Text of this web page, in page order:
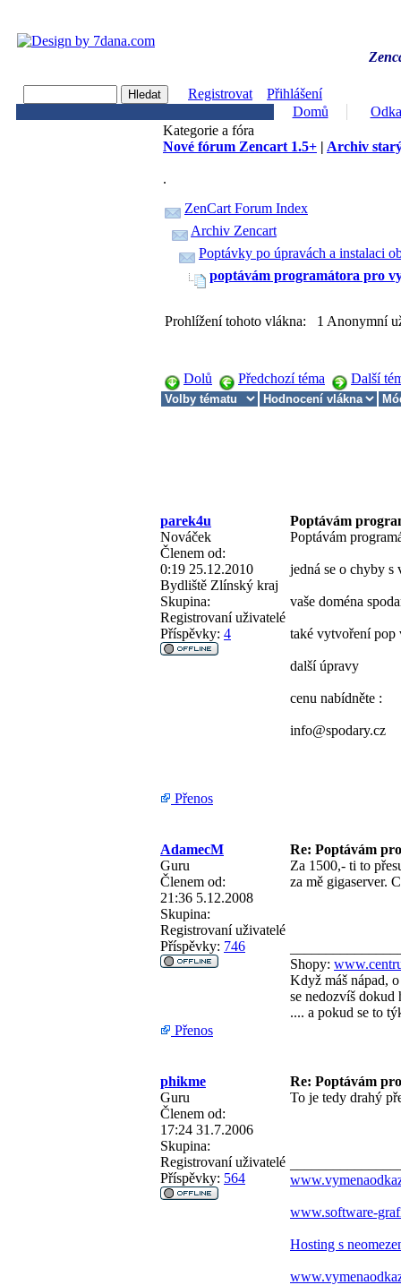
Registrovat
Přihlášení
Domů
Kategorie a fóra
Nové fórum Zencart 1.5+ | Archiv
.
ZenCart Forum Index
Archiv Zencart
Poptávky po úpravách a instalaci
poptávám programátora pro
Prohlížení tohoto vlákna: 1 Anonymní
Dolů Předchozí téma Další
parek4u
Poptávám
Nováček
Členem od:
0:19 25.12.2010
Bydliště Zlínský kraj
Skupina:
Registrovaní uživatelé
Příspěvky: 4
Poptávám
jedná se o chyby s
vaše doména
také vytvoření pop
další úpravy
cenu nabídněte :
info@spodary.cz
Přenos
AdamecM
Re: Poptávám
Guru
Členem od:
21:36 5.12.2008
Skupina:
Registrovaní uživatelé
Příspěvky: 746
Za 1500,- ti to
za mě gigaserver.
Shopy:
Když máš nápad,
se nedozvíš dokud
.... a pokud se to
Přenos
phikme
Re: Poptávám
Guru
Členem od:
17:24 31.7.2006
Skupina:
Registrovaní uživatelé
Příspěvky: 564
To je tedy drahý
www.software-
Hosting s